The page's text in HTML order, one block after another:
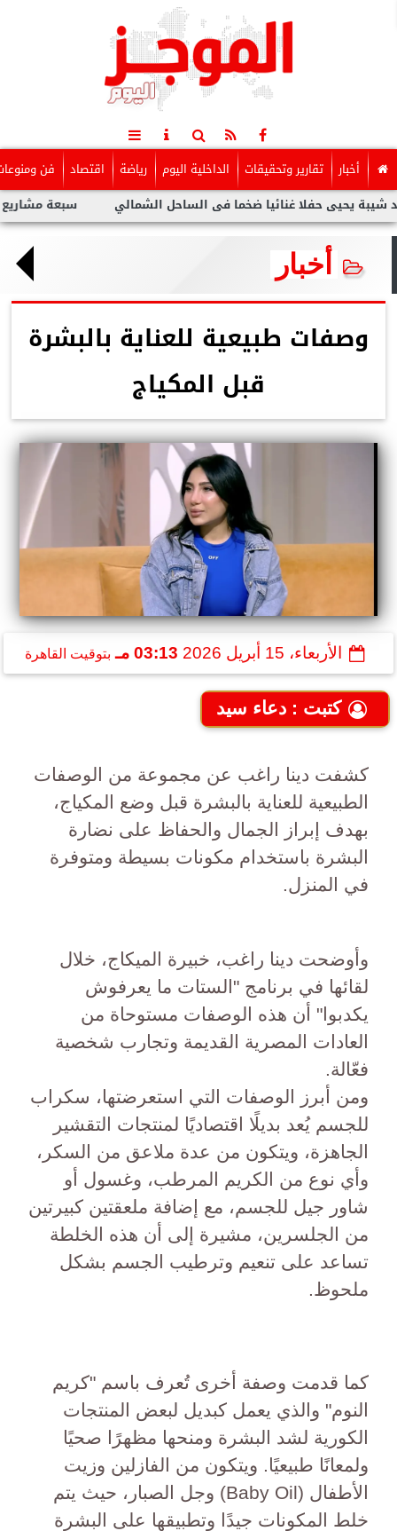
أخبار تقارير وتحقيقات الداخلية اليوم رياضة اقتصاد فن
سبعة مشاريع حفلا غنائيا ضخما فى الساحل الشمالي
أخبار
وصفات طبيعية للعناية بالبشرة
قبل المكياج
الأربعاء، 15 أبريل 2026 03:13 مـ بتوقيت القاهرة
كتبت : دعاء سيد
كشفت دينا راغب عن مجموعة من الوصفات
الطبيعية للعناية بالبشرة قبل وضع المكياج،
بهدف إبراز الجمال والحفاظ على نضارة
البشرة باستخدام مكونات بسيطة ومتوفرة
في المنزل.
وأوضحت دينا راغب، خبيرة الميكاج، خلال
لقائها في برنامج "الستات ما يعرفوش
يكدبوا" أن هذه الوصفات مستوحاة من
العادات المصرية القديمة وتجارب شخصية
فعّالة.
ومن أبرز الوصفات التي استعرضتها، سكراب
للجسم يُعد بديلًا اقتصاديًا لمنتجات التقشير
الجاهزة، ويتكون من عدة ملاعق من السكر،
وأي نوع من الكريم المرطب، وغسول أو
شاور جيل للجسم، مع إضافة ملعقتين كبيرتين
من الجلسرين، مشيرة إلى أن هذه الخلطة
تساعد على تنعيم وترطيب الجسم بشكل
ملحوظ.
كما قدمت وصفة أخرى تُعرف باسم "كريم
النوم" والذي يعمل كبديل لبعض المنتجات
الكورية لشد البشرة ومنحها مظهرًا صحيًا
ولمعانًا طبيعيًا. ويتكون من الفازلين وزيت
الأطفال (Baby Oil) وجل الصبار، حيث يتم
خلط المكونات جيدًا وتطبيقها على البشرة